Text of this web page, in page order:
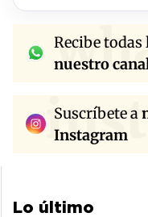
Recibe todas
nuestro
Suscríbete a
Instagram
Lo último